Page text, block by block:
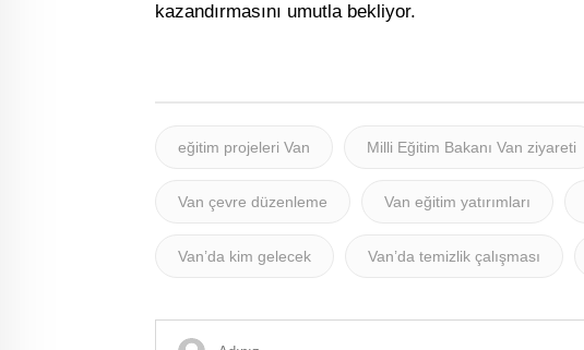
kazandırmasını umutla bekliyor.
eğitim projeleri Van Milli Eğitim Bakanı Van ziyareti
Van çevre düzenleme Van eğitim yatırımları
Van’da kim gelecek Van’da temizlik çalışması